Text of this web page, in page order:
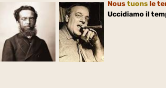
Noustuonsle
Uccidiamo il